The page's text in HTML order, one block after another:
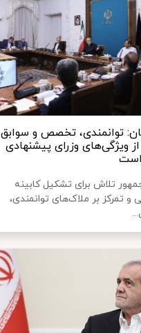
توانمندی، تخصص و سوابق
ویژگی‌های وزرای پیشنهادی
تلاش برای تشکیل کابینه
و تمرکز بر ملاک‌های توانمندی،